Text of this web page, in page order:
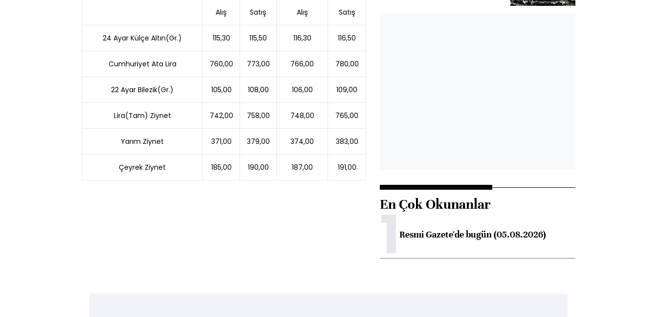
Alış Satış Alış Satış
24 Ayar Külçe Altın(Gr.) 115,30 115,50 116,30 116,50
Cumhuriyet Ata Lira 760,00 773,00 766,00 780,00
22 Ayar Bilezik(Gr.) 105,00 108,00 106,00 109,00
Lira(Tam) Ziynet 742,00 758,00 748,00 765,00
Yarım Ziynet 371,00 379,00 374,00 383,00
Çeyrek Ziynet 185,00 190,00 187,00 191,00
En Çok Okunanlar
1Resmi Gazete'de bugün (05.08.2026)